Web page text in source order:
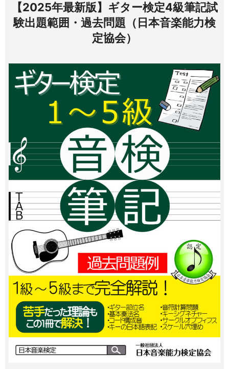
【2025年最新版】ギター検定4級筆記試
験出題範囲・過去問題（日本音楽能力検
定協会）